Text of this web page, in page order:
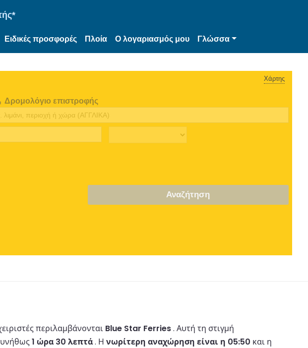
Ειδικές προσφορές Πλοία Ο λογαριασμός μου Γλώσσα
Χάρτης
Δρομολόγιο επιστροφής
Αναζήτηση
περιλαμβάνονται Blue Star Ferries. Αυτή τη στιγμή
1 ώρα 30 λεπτά. Η νωρίτερη αναχώρηση είναι η 05:50 και η